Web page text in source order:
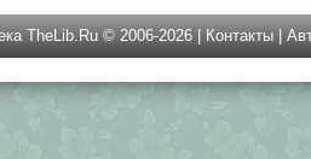
TheLib.Ru © 2006-2026 | Контакты |